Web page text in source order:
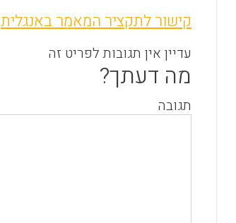
קישור לתקציר המאמר באנגלית
עדיין אין תגובות לפריט זה
מה דעתך?
תגובה